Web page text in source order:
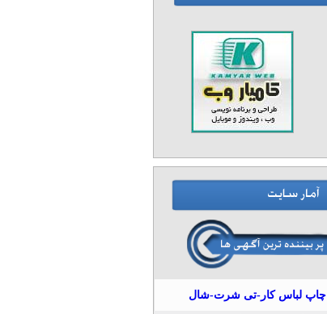
چاپ لباس کار-تی شرت-شال